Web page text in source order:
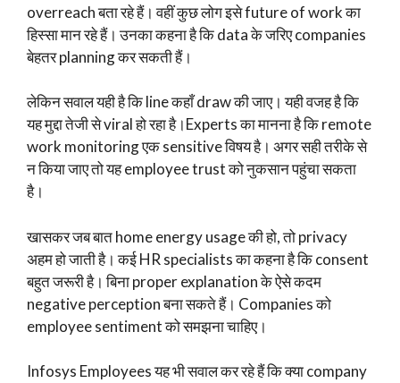
overreach बता रहे हैं। वहीं कुछ लोग इसे future of work का
हिस्सा मान रहे हैं। उनका कहना है कि data के जरिए companies
बेहतर planning कर सकती हैं।
लेकिन सवाल यही है कि line कहाँ draw की जाए। यही वजह है कि
यह मुद्दा तेजी से viral हो रहा है।Experts का मानना है कि remote
work monitoring एक sensitive विषय है। अगर सही तरीके से
न किया जाए तो यह employee trust को नुकसान पहुंचा सकता
है।
खासकर जब बात home energy usage की हो, तो privacy
अहम हो जाती है। कई HR specialists का कहना है कि consent
बहुत जरूरी है। बिना proper explanation के ऐसे कदम
negative perception बना सकते हैं। Companies को
employee sentiment को समझना चाहिए।
Infosys Employees यह भी सवाल कर रहे हैं कि क्या company